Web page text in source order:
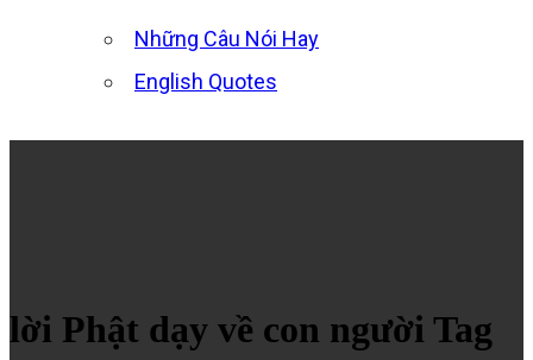
Những Câu Nói Hay
English Quotes
lời Phật dạy về con người Tag